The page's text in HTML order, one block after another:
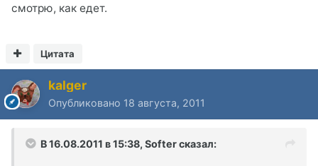
смотрю, как едет.
Цитата
kalger
Опубликовано 18 августа, 2011
В 16.08.2011 в 15:38, Softer сказал: